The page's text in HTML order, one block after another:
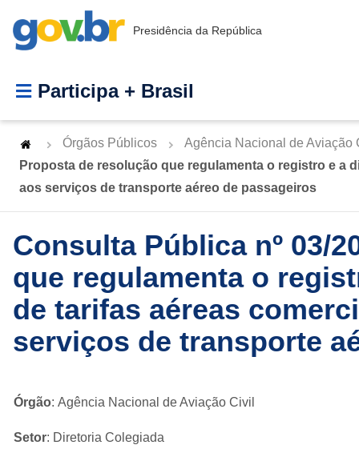
Presidência da República
Participa + Brasil
Órgãos Públicos
Agência Nacional de Aviação
Proposta de resolução que regulamenta o registro e a
aos serviços de transporte aéreo de passageiros
Consulta Pública nº 03/
que regulamenta o
de tarifas aéreas
serviços de transporte
Órgão: Agência Nacional de Aviação Civil
Setor: Diretoria Colegiada